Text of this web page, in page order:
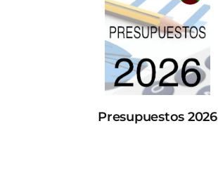
Presupuestos 2026